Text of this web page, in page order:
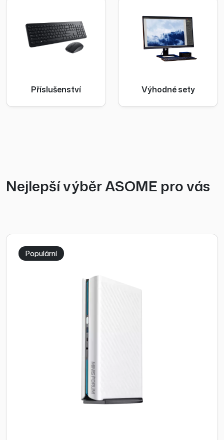
Příslušenství Výhodné sety
Nejlepší výběr ASOME pro vás
Populární